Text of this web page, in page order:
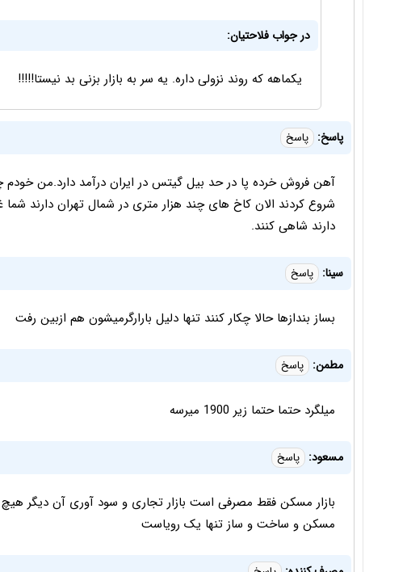
در جواب فلاحتیان:
یکماهه که روند نزولی داره. یه سر به بازار بزنی بد نیستا!!!!!
پاسخ: پاسخ
آهن فروش خرده پا در حد بیل گیتس در ایران درآمد دارد.من خودم
شروع کردند الان کاخ های چند هزار متری در شمال تهران دارند
دارند شاهی کنند.
سینا: پاسخ
بساز بندازها حالا چکار کنند تنها دلیل بارارگرمیشون هم ازبین رفت
مطمن: پاسخ
میلگرد حتما حتما زیر 1900 میرسه
مسعود: پاسخ
بازار مسکن فقط مصرفی است بازار تجاری و سود آوری آن دیگر هیچ
مسکن و ساخت و ساز تنها یک رویاست